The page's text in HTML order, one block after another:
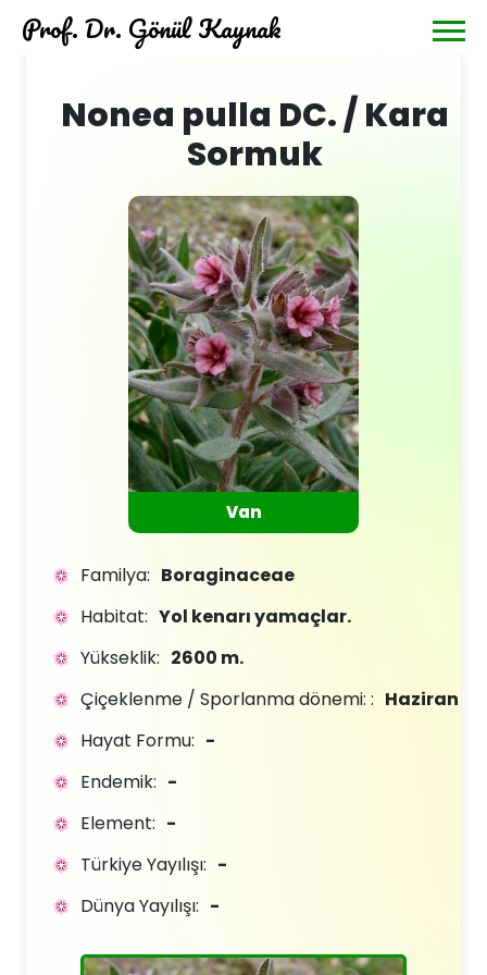
Prof. Dr. Gönül Kaynak
Nonea pulla DC. / Kara
Sormuk
Van
Familya: Boraginaceae
Habitat: Yol kenarı yamaçlar.
Yükseklik: 2600 m.
Çiçeklenme / Sporlanma dönemi: : Haziran
Hayat Formu: -
Endemik: -
Element: -
Türkiye Yayılışı: -
Dünya Yayılışı: -